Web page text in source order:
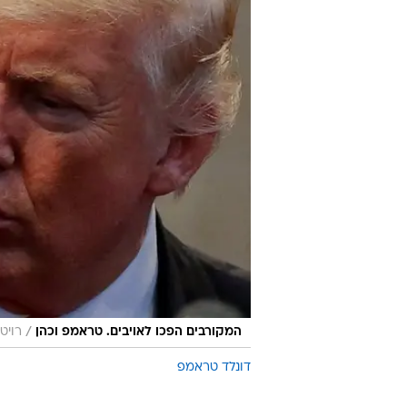
המקורבים הפכו לאויבים. טראמפ וכהן /
דונלד טראמפ